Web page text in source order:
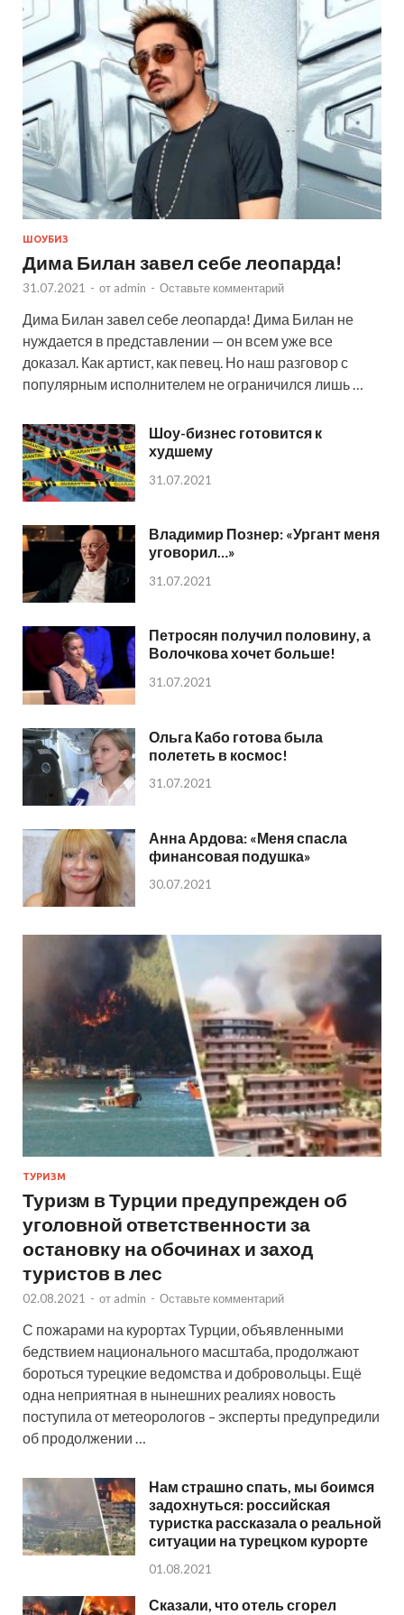
ШОУБИЗ
Дима Билан завел себе леопарда!
31.07.2021 - от admin - Оставьте комментарий
Дима Билан завел себе леопарда! Дима Билан не
нуждается в представлении — он всем уже все
доказал. Как артист, как певец. Но наш разговор с
популярным исполнителем не ограничился лишь …
Шоу-бизнес готовится к
худшему
31.07.2021
Владимир Познер: «Ургант меня
уговорил…»
31.07.2021
Петросян получил половину, а
Волочкова хочет больше!
31.07.2021
Ольга Кабо готова была
полететь в космос!
31.07.2021
Анна Ардова: «Меня спасла
финансовая подушка»
30.07.2021
ТУРИЗМ
Туризм в Турции предупрежден об
уголовной ответственности за
остановку на обочинах и заход
туристов в лес
02.08.2021 - от admin - Оставьте комментарий
С пожарами на курортах Турции, объявленными
бедствием национального масштаба, продолжают
бороться турецкие ведомства и добровольцы. Ещё
одна неприятная в нынешних реалиях новость
поступила от метеорологов – эксперты предупредили
об продолжении …
Нам страшно спать, мы боимся
задохнуться: российская
туристка рассказала о реальной
ситуации на турецком курорте
01.08.2021
Сказали, что отель сгорел